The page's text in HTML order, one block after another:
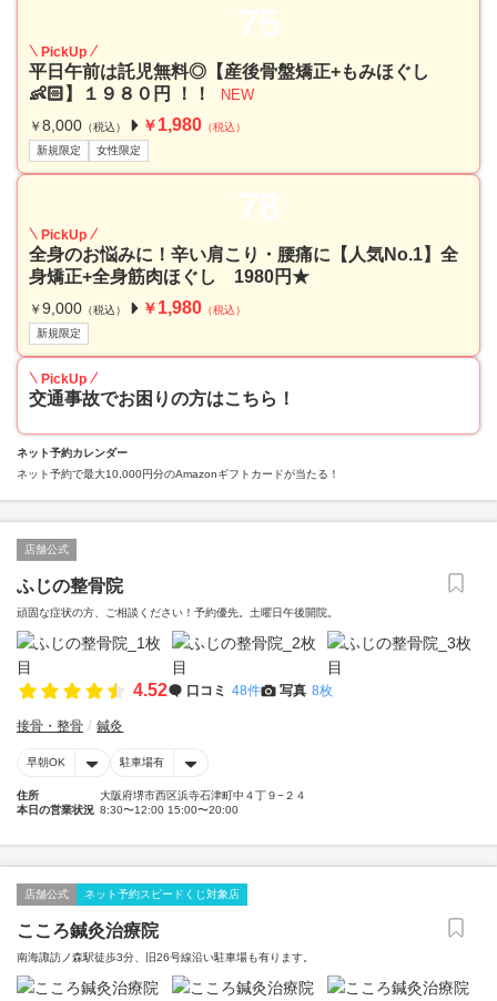
75
PickUp
平日午前は託児無料◎【産後骨盤矯正+もみほぐし
👶🏻】１９８０円 ！！
NEW
￥ 8,000 （税込） ￥1,980 （税込）
新規限定
女性限定
78
PickUp
全身のお悩みに！辛い肩こり・腰痛に【人気No.1】全
身矯正+全身筋肉ほぐし 1980円★
￥ 9,000 （税込） ￥1,980 （税込）
新規限定
PickUp
交通事故でお困りの方はこちら！
ネット予約カレンダー
ネット予約で最大10,000円分のAmazonギフトカードが当たる！
店舗公式
ふじの整骨院
頑固な症状の方、ご相談ください！予約優先。土曜日午後開院。
4.52 口コミ 48件 写真 8枚
接骨・整骨 鍼灸
早朝OK 駐車場有
住所
大阪府堺市西区浜寺石津町中４丁９−２４
本日の営業状況 8:30〜12:00 15:00〜20:00
店舗公式 ネット予約スピードくじ対象店
こころ鍼灸治療院
南海諏訪ノ森駅徒歩3分、旧26号線沿い駐車場も有ります。